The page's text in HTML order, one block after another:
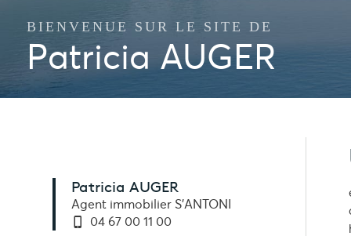
BIENVENUE SUR LE SITE DE
Patricia AUGER
Patricia AUGER
Agent immobilier S'ANTONI
04 67 00 11 00